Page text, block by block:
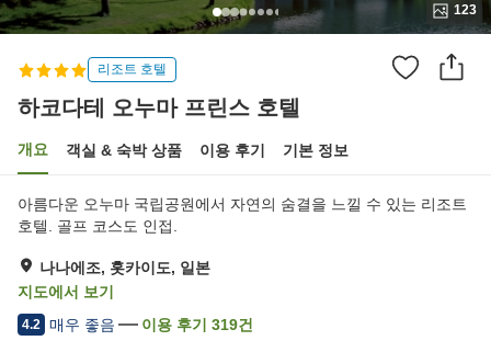
123
리조트 호텔
하코다테 오누마 프린스 호텔
개요 객실 & 숙박 상품 이용 후기 기본 정보
아름다운 오누마 국립공원에서 자연의 숨결을 느낄 수 있는 리조트
호텔. 골프 코스도 인접.
나나에조, 홋카이도, 일본
지도에서 보기
4.2 매우 좋음 이용 후기 319건